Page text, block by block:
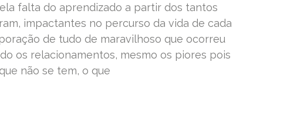
falta do aprendizado a partir dos tantos
impactantes no percurso da vida de cada
de tudo de maravilhoso que ocorreu
os relacionamentos, mesmo os piores pois
não se tem, o que